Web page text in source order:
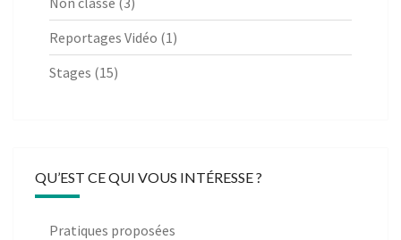
Reportages Vidéo (1)
Stages (15)
QU’EST CE QUI VOUS INTÉRESSE ?
Pratiques proposées